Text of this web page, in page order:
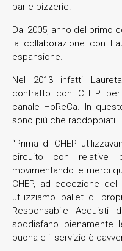
bar e pizzerie.
Dal 2005, anno del primo
la collaborazione con
espansione.
Nel 2013 infatti
contratto con CHEP
canale HoReCa. In
sono più che raddoppiati.
“Prima di CHEP
circuito con relative
movimentando le merci
CHEP, ad eccezione
utilizziamo pallet di
Responsabile Acquisti
soddisfano
buona e il servizio è